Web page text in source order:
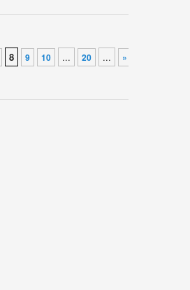
8 9 10 ... 20 ... »